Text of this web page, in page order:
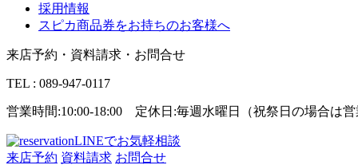
採用情報
スピカ商品券をお持ちのお客様へ
来店予約・資料請求・お問合せ
TEL : 089-947-0117
営業時間:10:00-18:00 定休日:毎週水曜日（祝祭日の場合は営
LINEでお気軽相談
来店予約 資料請求 お問合せ